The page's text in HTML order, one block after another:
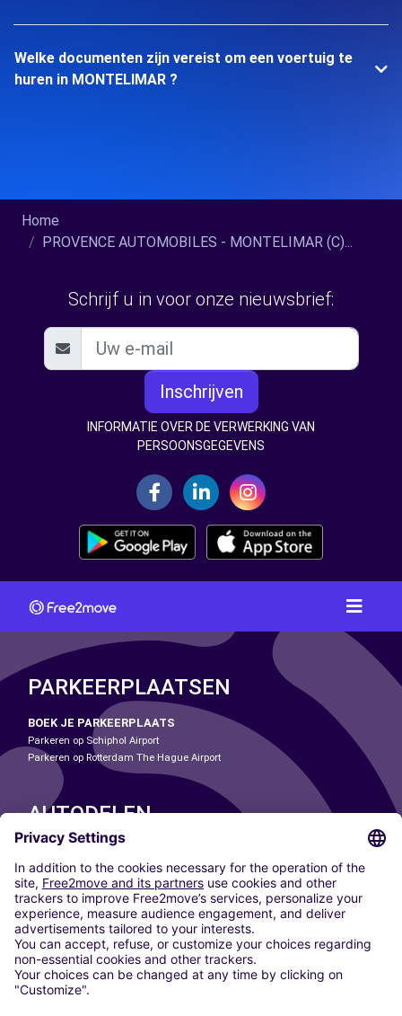
Welke documenten zijn vereist om een voertuig te
huren in MONTELIMAR ?
Home
PROVENCE AUTOMOBILES - MONTELIMAR (C)...
Schrijf u in voor onze nieuwsbrief:
Inschrijven
INFORMATIE OVER DE VERWERKING VAN
PERSOONSGEGEVENS
PARKEERPLAATSEN
BOEK JE PARKEERPLAATS
Parkeren op Schiphol Airport
Parkeren op Rotterdam The Hague Airport
AUTODELEN
ONZE STEDEN
Paris
Madrid
Washington DC
Milaan
Rome
Turijn
Wenen
Berlijn